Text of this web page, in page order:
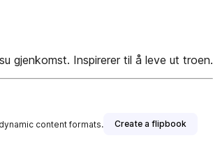
gjenkomst. Inspirerer til å leve ut troen.
content formats. Create a flipbook